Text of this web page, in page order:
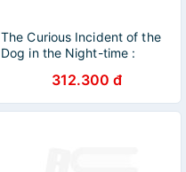
The Curious Incident of the
Dog in the Night-time :
312.300 đ